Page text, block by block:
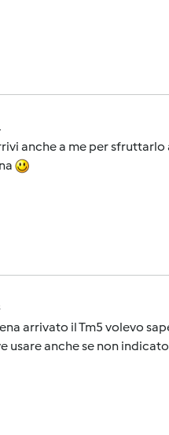
anche a me per
arrivato il Tm5 volevo
usare anche se non